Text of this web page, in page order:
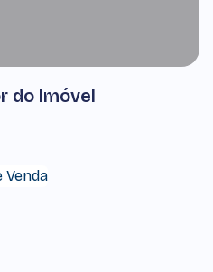
do Imóvel